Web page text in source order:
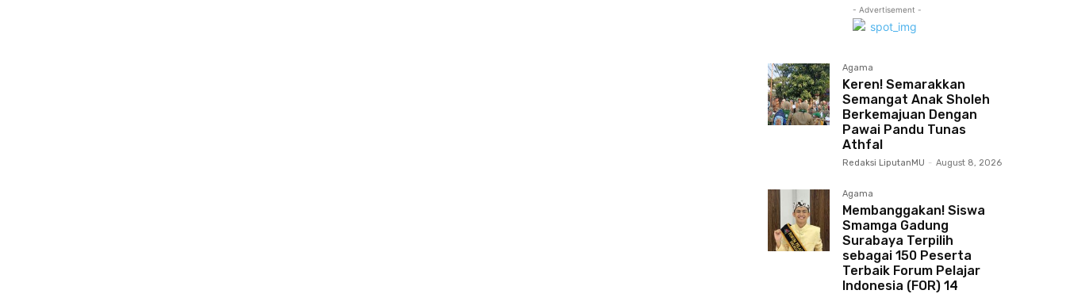
- Advertisement -
Agama
Keren! Semarakkan
Semangat Anak Sholeh
Berkemajuan Dengan
Pawai Pandu Tunas
Athfal
Redaksi LiputanMU - August 8, 2026
Agama
Membanggakan! Siswa
Smamga Gadung
Surabaya Terpilih
sebagai 150 Peserta
Terbaik Forum Pelajar
Indonesia (FOR) 14